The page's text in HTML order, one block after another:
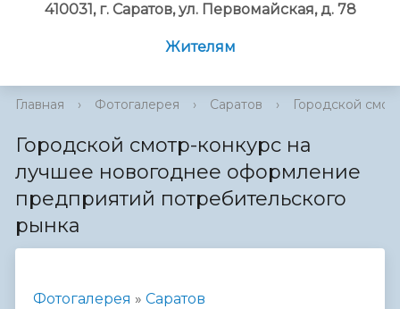
410031, г. Саратов, ул. Первомайская, д. 78
Жителям
Главная › Фотогалерея › Саратов › Городской
Городской смотр-конкурс на
лучшее новогоднее оформление
предприятий потребительского
рынка
Фотогалерея » Саратов